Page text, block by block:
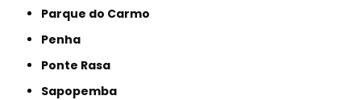
Parque do Carmo
Penha
Ponte Rasa
Sapopemba